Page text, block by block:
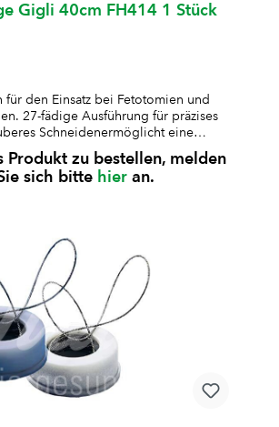
Gigli 40cm FH414 1 Stück
für den Einsatz bei Fetotomien und
27-fädige Ausführung für präzises
Schneidenermöglicht eine
und zuverlässige
mit gängigen Gigli-
1,4 mmLänge:
Produkt zu bestellen, melden
sich bitte hier an.